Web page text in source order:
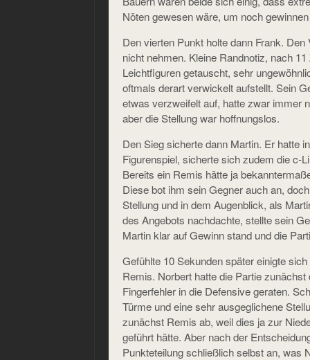
Nöten gewesen wäre, um noch
Den vierten Punkt holte dann Frank.
nicht nehmen. Kleine Randnotiz, nach
Leichtfiguren getauscht, sehr
oftmals derart verwickelt aufstellt. Sein
etwas verzweifelt auf, hatte zwar immer
aber die Stellung war hoffnungslos.
Den Sieg sicherte dann Martin. Er hatte
Figurenspiel, sicherte sich zudem die c-
Bereits ein Remis hätte ja
Diese bot ihm sein Gegner auch an,
Stellung und in dem Augenblick, als
des Angebots nachdachte, stellte sein
Martin klar auf Gewinn stand und die
Gefühlte 10 Sekunden später einigte
Remis. Norbert hatte die Partie
Fingerfehler in die Defensive geraten.
Türme und eine sehr ausgeglichene
zunächst Remis ab, weil dies ja zur
geführt hätte. Aber nach der
Punkteteilung schließlich selbst an, was